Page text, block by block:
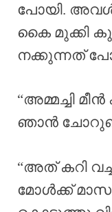
പോയി. അവൾ
കൈ മുക്കി
നക്കുന്നത്
“അമ്മച്ചി
ഞാൻ
“അത് കറി
മോൾക്ക്